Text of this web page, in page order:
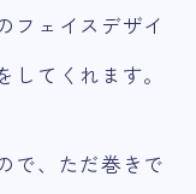
フェイスデザイ
てくれます。
で、ただ巻きで